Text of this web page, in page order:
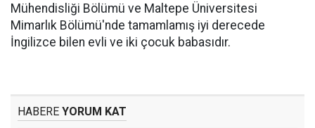
Mühendisliği Bölümü ve Maltepe Üniversitesi
Mimarlık Bölümü'nde tamamlamış iyi derecede
İngilizce bilen evli ve iki çocuk babasıdır.
HABERE YORUM KAT